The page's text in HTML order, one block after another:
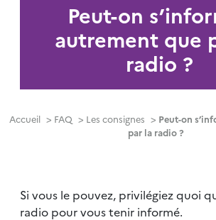
Peut-on
autrement que
radio ?
Accueil > FAQ > Les consignes > Peut-on
par la radio ?
Si vous le pouvez, privilégiez quoi
radio pour vous tenir informé.